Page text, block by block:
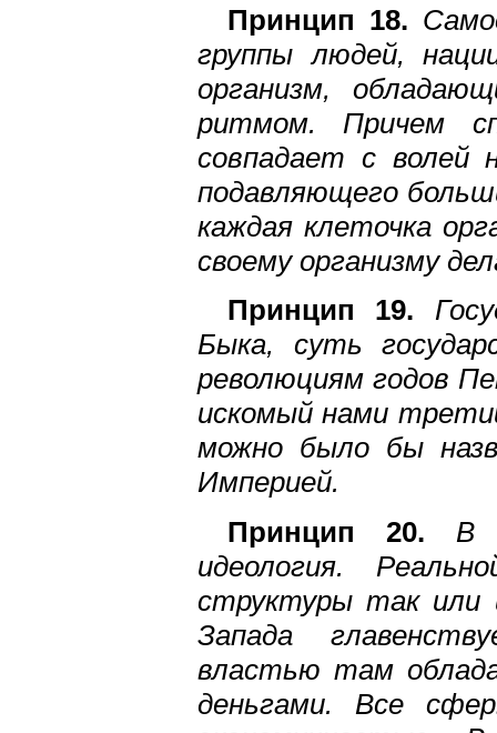
Принцип 18.
группы людей,
организм,
ритмом. Причем
совпадает с волей
подавляющего
каждая клеточка
своему организму
Принцип 19.
Быка, суть
революциям годов
искомый нами
можно было бы
Империей.
Принцип 20. В
идеология.
структуры так или
Запада
властью там
деньгами. Все